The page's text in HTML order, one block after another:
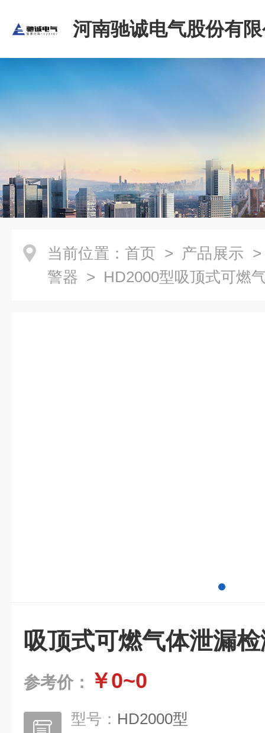
河南驰诚电气股份有
当前位置： 首页 > 产品展示
警器 > HD2000型吸顶式可燃
吸顶式可燃气体泄漏
参考价： ￥0~0
型号： HD2000型